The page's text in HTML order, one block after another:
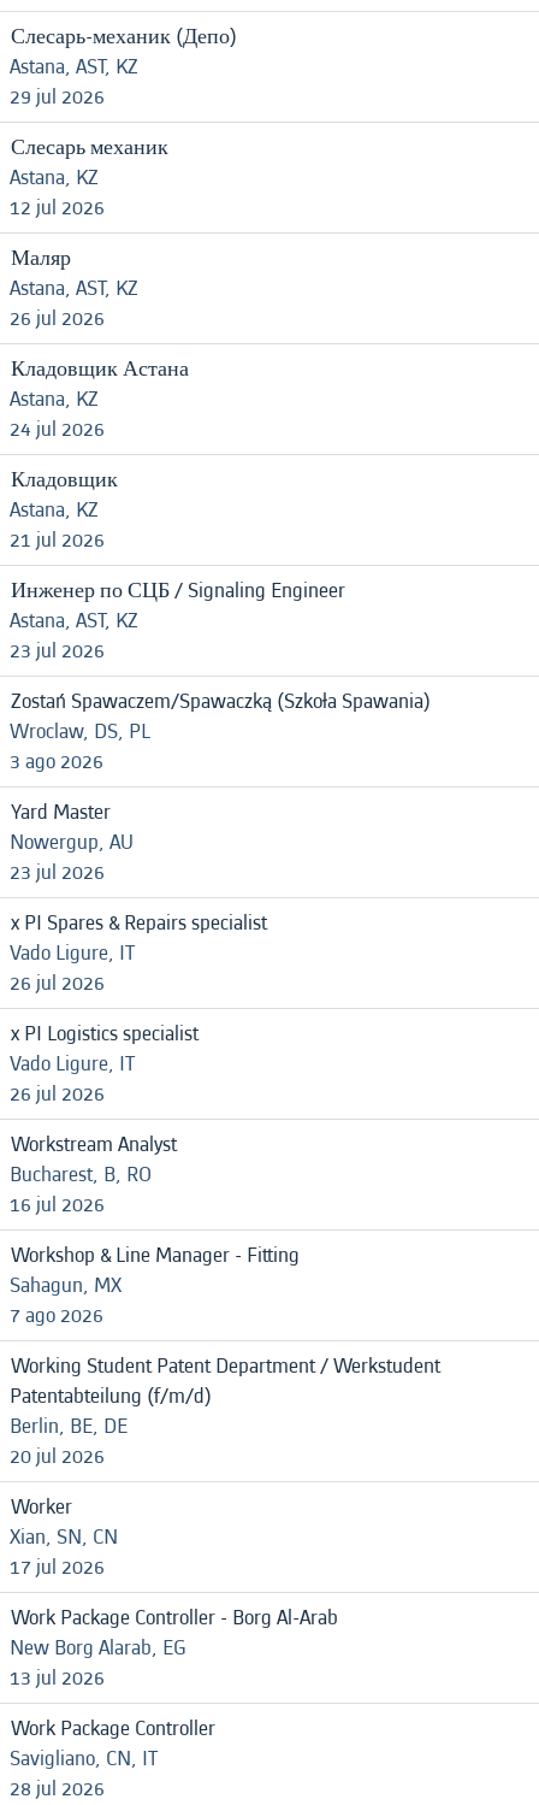
Слесарь-механик (Депо)
Astana, AST, KZ
29 jul 2026
Слесарь механик
Astana, KZ
12 jul 2026
Маляр
Astana, AST, KZ
26 jul 2026
Кладовщик Астана
Astana, KZ
24 jul 2026
Кладовщик
Astana, KZ
21 jul 2026
Инженер по СЦБ / Signaling Engineer
Astana, AST, KZ
23 jul 2026
Zostań Spawaczem/Spawaczką (Szkoła Spawania)
Wroclaw, DS, PL
3 ago 2026
Yard Master
Nowergup, AU
23 jul 2026
x PI Spares & Repairs specialist
Vado Ligure, IT
26 jul 2026
x PI Logistics specialist
Vado Ligure, IT
26 jul 2026
Workstream Analyst
Bucharest, B, RO
16 jul 2026
Workshop & Line Manager - Fitting
Sahagun, MX
7 ago 2026
Working Student Patent Department / Werkstudent
Patentabteilung (f/m/d)
Berlin, BE, DE
20 jul 2026
Worker
Xian, SN, CN
17 jul 2026
Work Package Controller - Borg Al-Arab
New Borg Alarab, EG
13 jul 2026
Work Package Controller
Savigliano, CN, IT
28 jul 2026